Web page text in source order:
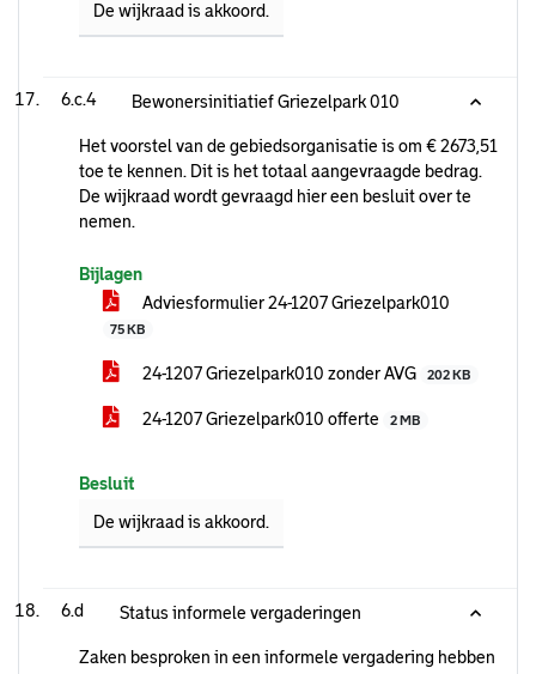
De wijkraad is akkoord.
6.c.4 Bewonersinitiatief Griezelpark 010
Het voorstel van de gebiedsorganisatie is om € 2673,51
toe te kennen. Dit is het totaal aangevraagde bedrag.
De wijkraad wordt gevraagd hier een besluit over te
nemen.
Bijlagen
Adviesformulier 24-1207 Griezelpark010
75 KB
24-1207 Griezelpark010 zonder AVG 202 KB
24-1207 Griezelpark010 offerte 2 MB
Besluit
De wijkraad is akkoord.
6.d Status informele vergaderingen
Zaken besproken in een informele vergadering hebben